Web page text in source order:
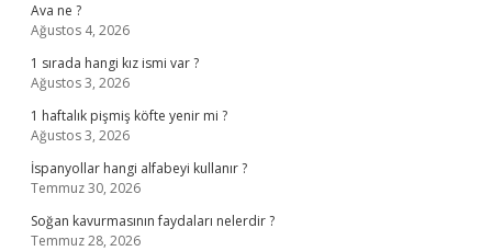
Ava ne ?
Ağustos 4, 2026
1 sırada hangi kız ismi var ?
Ağustos 3, 2026
1 haftalık pişmiş köfte yenir mi ?
Ağustos 3, 2026
İspanyollar hangi alfabeyi kullanır ?
Temmuz 30, 2026
Soğan kavurmasının faydaları nelerdir ?
Temmuz 28, 2026